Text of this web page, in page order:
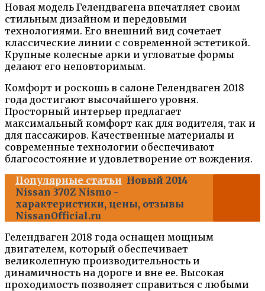
Новая модель Гелендвагена впечатляет своим
стильным дизайном и передовыми
технологиями. Его внешний вид сочетает
классические линии с современной эстетикой.
Крупные колесные арки и угловатые формы
делают его неповторимым.
Комфорт и роскошь в салоне Гелендваген 2018
года достигают высочайшего уровня.
Просторный интерьер предлагает
максимальный комфорт как для водителя, так и
для пассажиров. Качественные материалы и
современные технологии обеспечивают
благосостояние и удовлетворение от вождения.
Популярные статьи Новый 2014
Nissan 370Z Nismo -
характеристики, цены, отзывы
NissanOfficial.ru
Гелендваген 2018 года оснащен мощным
двигателем, который обеспечивает
великолепную производительность и
динамичность на дороге и вне ее. Высокая
проходимость позволяет справиться с любыми